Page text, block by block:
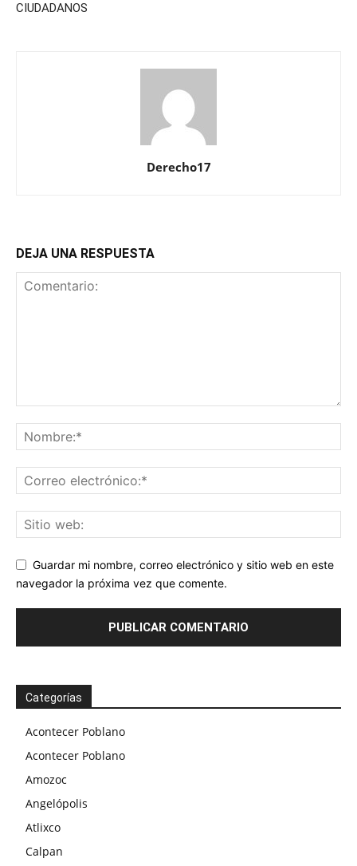
CIUDADANOS
Derecho17
DEJA UNA RESPUESTA
Guardar mi nombre, correo electrónico y sitio web en este
navegador la próxima vez que comente.
Categorías
Acontecer Poblano
Acontecer Poblano
Amozoc
Angelópolis
Atlixco
Calpan